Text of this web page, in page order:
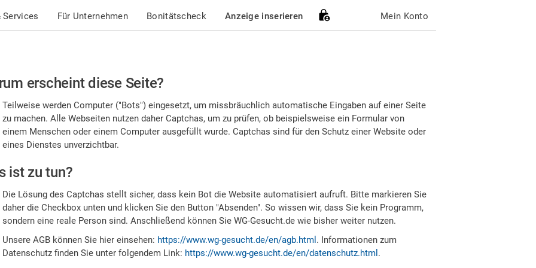
Services Für Unternehmen Bonitätscheck Anzeige inserieren Mein Konto
erscheint diese Seite?
Teilweise werden Computer ("Bots") eingesetzt, um missbräuchlich automatische Eingaben auf einer Seite
zu machen. Alle Webseiten nutzen daher Captchas, um zu prüfen, ob beispielsweise ein Formular von
einem Menschen oder einem Computer ausgefüllt wurde. Captchas sind für den Schutz einer Website oder
eines Dienstes unverzichtbar.
ist zu tun?
Die Lösung des Captchas stellt sicher, dass kein Bot die Website automatisiert aufruft. Bitte markieren Sie
daher die Checkbox unten und klicken Sie den Button "Absenden". So wissen wir, dass Sie kein Programm,
sondern eine reale Person sind. Anschließend können Sie WG-Gesucht.de wie bisher weiter nutzen.
Unsere AGB können Sie hier einsehen: https://www.wg-gesucht.de/en/agb.html . Informationen zum
Datenschutz finden Sie unter folgendem Link: https://www.wg-gesucht.de/en/datenschutz.html .